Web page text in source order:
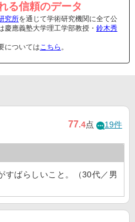
る信頼のデータ
究所を通じて学術研究機関に全て公
慶應義塾大学理工学部教授・ 鈴木秀
についてはこちら 。
77.4点 19件
すばらしいこと。（30代／男